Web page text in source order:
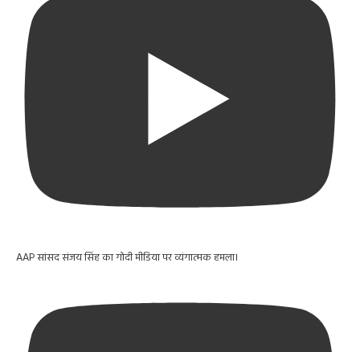
AAP सांसद संजय सिंह का गोदी मीडिया पर व्यंगात्मक हमला।